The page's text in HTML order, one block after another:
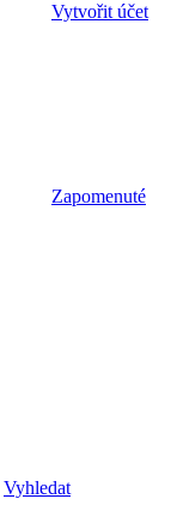
Vytvořit účet
Zapomenuté
Vyhledat